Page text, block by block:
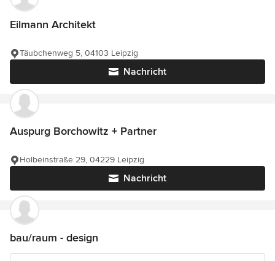
Eilmann Architekt
Nachricht
Täubchenweg 5, 04103 Leipzig
Auspurg Borchowitz + Partner
Nachricht
Holbeinstraße 29, 04229 Leipzig
bau/raum - design